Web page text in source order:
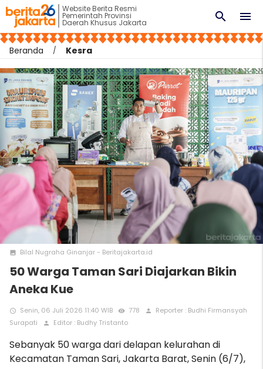
Website Berita Resmi
Pemerintah Provinsi
Daerah Khusus Jakarta menu
search
Beranda Kesra
photo Bilal Nugraha Ginanjar - Beritajakarta.id
50 Warga Taman Sari Diajarkan Bikin
Aneka Kue
access_time Senin, 06 Juli 2026 11:40 WIB remove_red_eye 778 person
Reporter : Budhi Firmansyah
Surapati
person Editor : Budhy Tristanto
Sebanyak 50 warga dari delapan kelurahan di
Kecamatan Taman Sari, Jakarta Barat, Senin (6/7),